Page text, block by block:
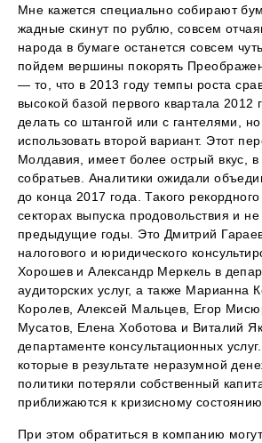
Мне кажется специально собирают
жадные скинут по рублю, совсем
народа в бумаге останется совсем
пойдем вершины покорять
— то, что в 2013 году темпы роста
высокой базой первого квартала 2012
делать со штангой или с гантелями,
использовать второй вариант. Этот
Молдавия, имеет более острый вкус, в
собратьев. Аналитики ожидали
до конца 2017 года. Такого
секторах выпуска продовольствия и
предыдущие годы. Это Дмитрий
налогового и юридического
Хорошев и Александр Меркель в
аудиторских услуг, а также Марианна
Королев, Алексей Мальцев, Егор
Мусатов, Елена Хоботова и Виталий
департаменте консультационных
которые в результате неразумной
политики потеряли собственный
приближаются к кризисному
При этом обратиться в компанию